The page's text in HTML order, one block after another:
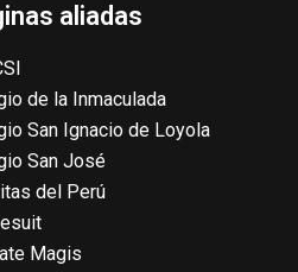
aliadas
de la Inmaculada
San Ignacio de Loyola
San José
del Perú
Magis